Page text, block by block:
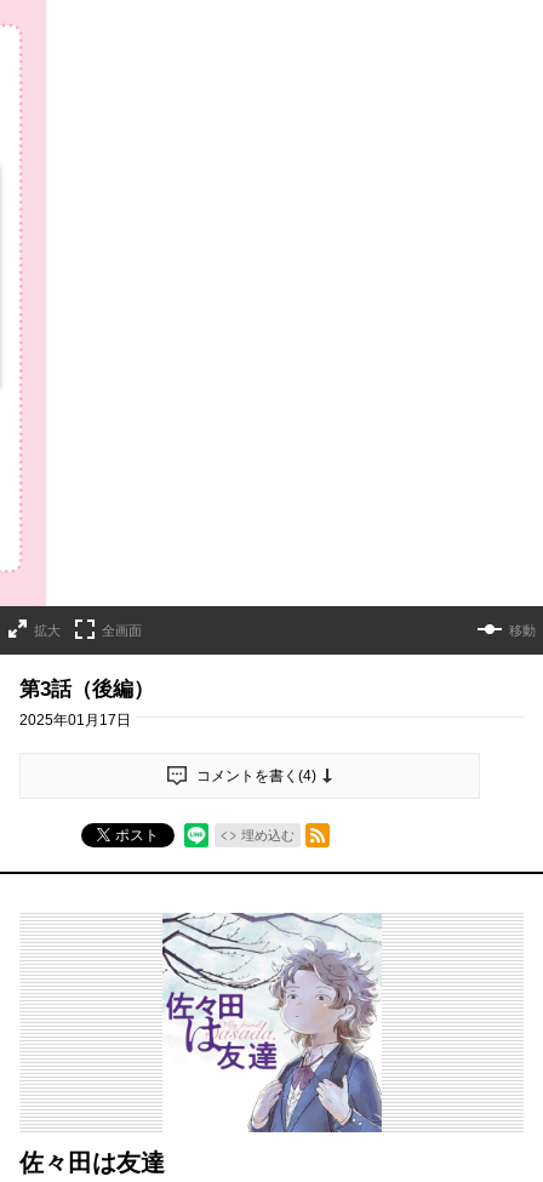
拡大 全画面 移動
第3話（後編）
2025年01月17日
コメントを書く(4)
ポスト 埋め込む
RSSフィード
佐々田は友達